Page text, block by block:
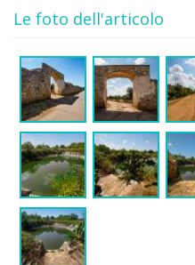
Le foto dell'articolo